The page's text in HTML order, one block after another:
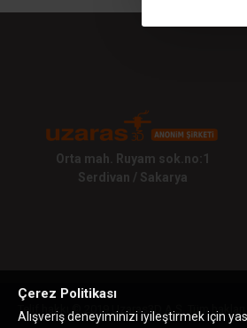
Orta mah. Ruyam sok.no:1
Serdivan / Sakarya
Telif hakkı © 2019 Uzaras3D A.Ş. Tüm
Çerez Politikası
Alışveriş deneyiminizi iyileştirmek için